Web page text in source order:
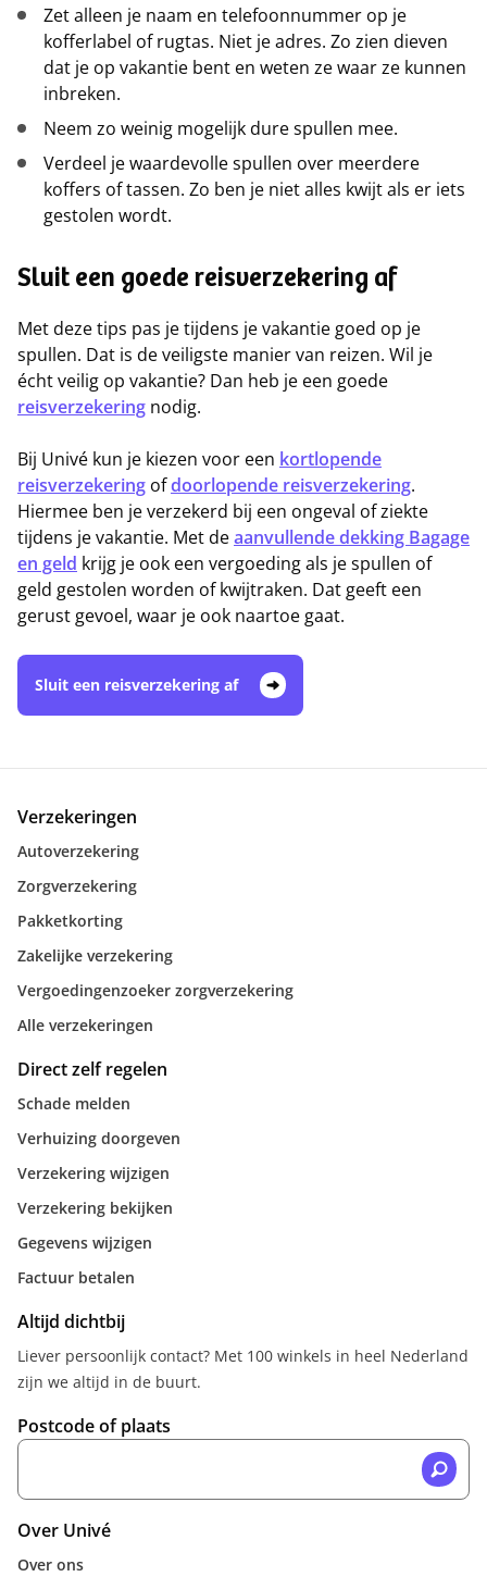
Zet alleen je naam en telefoonnummer op je
kofferlabel of rugtas. Niet je adres. Zo zien dieven
dat je op vakantie bent en weten ze waar ze kunnen
inbreken.
Neem zo weinig mogelijk dure spullen mee.
Verdeel je waardevolle spullen over meerdere
koffers of tassen. Zo ben je niet alles kwijt als er iets
gestolen wordt.
Sluit een goede reisverzekering af
Met deze tips pas je tijdens je vakantie goed op je
spullen. Dat is de veiligste manier van reizen. Wil je
écht veilig op vakantie? Dan heb je een goede
reisverzekering nodig.
Bij Univé kun je kiezen voor een kortlopende
reisverzekering ofdoorlopende reisverzekering.
Hiermee ben je verzekerd bij een ongeval of ziekte
tijdens je vakantie. Met deaanvullende dekking Bagage
en geld krijg je ook een vergoeding als je spullen of
geld gestolen worden of kwijtraken. Dat geeft een
gerust gevoel, waar je ook naartoe gaat.
Sluit een reisverzekering af
Verzekeringen
Autoverzekering
Zorgverzekering
Pakketkorting
Zakelijke verzekering
Vergoedingenzoeker zorgverzekering
Alle verzekeringen
Direct zelf regelen
Schade melden
Verhuizing doorgeven
Verzekering wijzigen
Verzekering bekijken
Gegevens wijzigen
Factuur betalen
Altijd dichtbij
Liever persoonlijk contact? Met 100 winkels in heel Nederland
zijn we altijd in de buurt.
Postcode of plaats
Over Univé
Over ons